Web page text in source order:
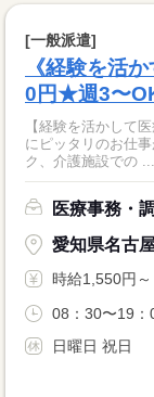
[一般派遣]
《経験を活
0円★週3〜
【経験を活かして
にピッタリのお仕事が見つかる★ ◇お
ク、介護施設での ...
医療事務・
愛知県名古
時給1,550円～
08：30〜19：
日曜日 祝日